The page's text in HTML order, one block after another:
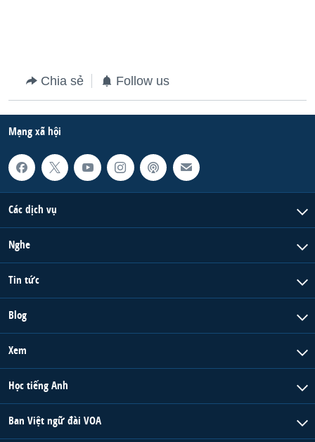
Chia sẻ Follow us
Mạng xã hội
Các dịch vụ
Nghe
Tin tức
Blog
Xem
Học tiếng Anh
Ban Việt ngữ đài VOA